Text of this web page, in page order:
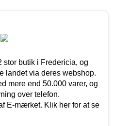
stor butik i Fredericia, og
landet via deres webshop.
mere end 50.000 varer, og
over telefon.
E-mærket. Klik her for at se